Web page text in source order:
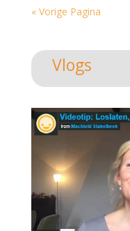
« Vorige Pagina
Vlogs